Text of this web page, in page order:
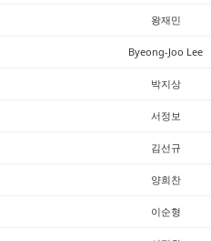
왕재민
Byeong-Joo Lee
박지상
서정보
김선규
양희찬
이순형